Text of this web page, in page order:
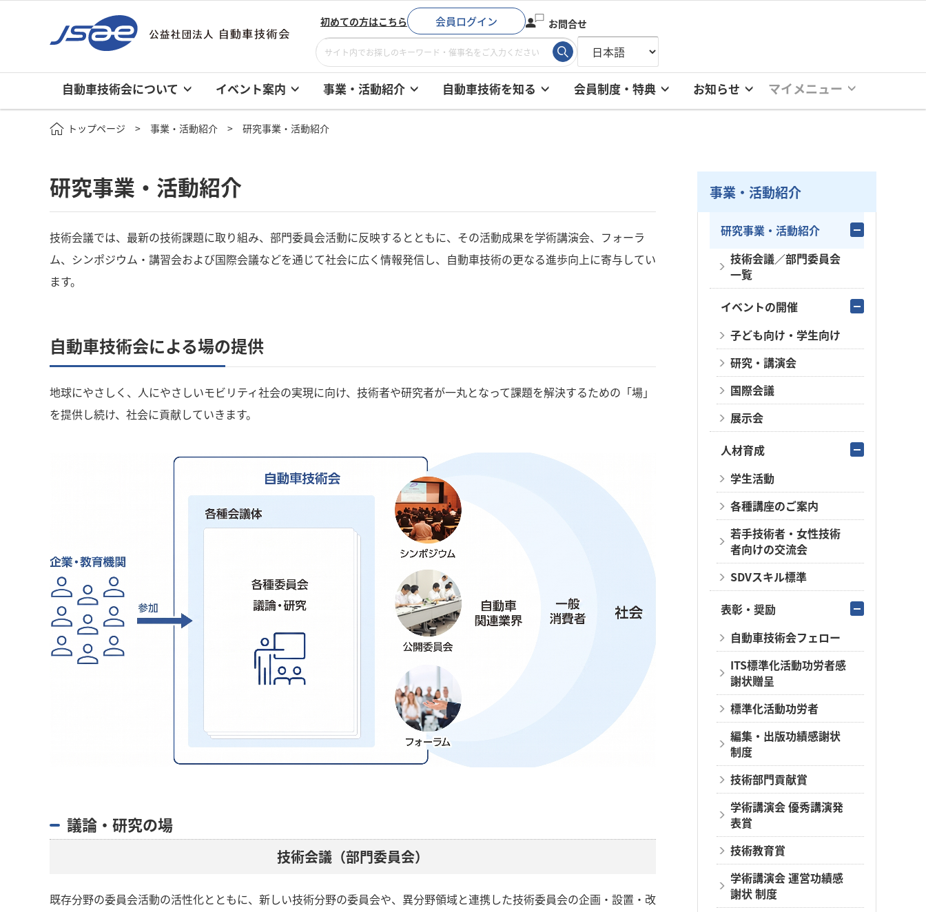
初めての方はこちら 会員ログイン お問合せ
自動車技術会について イベント案内 事業・活動紹介 自動車技術を知る 会員制度・特典 お知らせ マイメニュー
トップページ 事業・活動紹介 研究事業・活動紹介
研究事業・活動紹介
技術会議では、最新の技術課題に取り組み、部門委員会活動に反映するとともに、その活動成果を学術講演会、フォーラ
ム、シンポジウム・講習会および国際会議などを通じて社会に広く情報発信し、自動車技術の更なる進歩向上に寄与してい
ます。
自動車技術会による場の提供
地球にやさしく、人にやさしいモビリティ社会の実現に向け、技術者や研究者が一丸となって課題を解決するための「場」
を提供し続け、社会に貢献していきます。
議論・研究の場
技術会議（部門委員会）
既存分野の委員会活動の活性化とともに、新しい技術分野の委員会や、異分野領域と連携した技術委員会の企画・設置・改
事業・活動紹介
研究事業・活動紹介
技術会議／部門委員会
一覧
イベントの開催
子ども向け・学生向け
研究・講演会
国際会議
展示会
人材育成
学生活動
各種講座のご案内
若手技術者・女性技術
者向けの交流会
SDVスキル標準
表彰・奨励
自動車技術会フェロー
ITS標準化活動功労者感
謝状贈呈
標準化活動功労者
編集・出版功績感謝状
制度
技術部門貢献賞
学術講演会 優秀講演発
表賞
技術教育賞
学術講演会 運営功績感
謝状 制度